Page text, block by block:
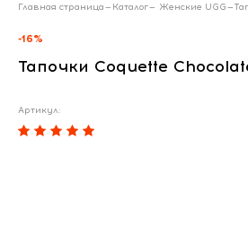
Главная страница— Каталог— Женские UGG—
-16%
Тапочки Coquette
Артикул: